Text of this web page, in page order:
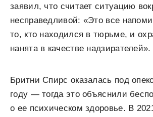
заявил, что считает ситуацию
несправедливой: «Это все
то, кто находился в тюрьме, и
нанята в качестве надзирателей».
Бритни Спирс оказалась под
году — тогда это объяснили
о ее психическом здоровье. В